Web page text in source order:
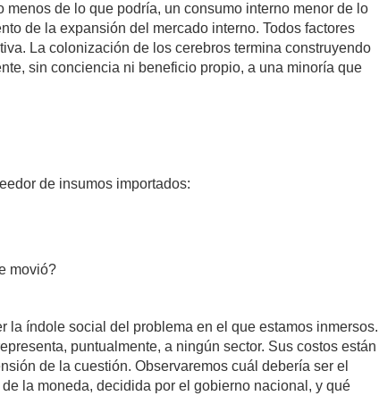
de lo que podría, un consumo interno menor de lo
de la expansión del mercado interno. Todos factores
La colonización de los cerebros termina construyendo
sin conciencia ni beneficio propio, a una minoría que
de insumos importados:
movió?
la índole social del problema en el que estamos inmersos.
puntualmente, a ningún sector. Sus costos están
de la cuestión. Observaremos cuál debería ser el
la moneda, decidida por el gobierno nacional, y qué